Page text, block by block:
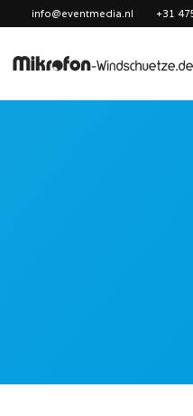
info@eventmedia.nl +31